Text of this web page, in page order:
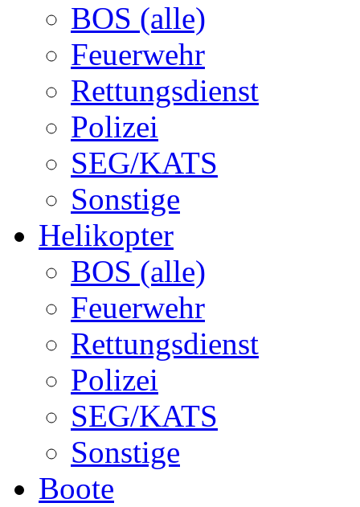
BOS (alle)
Feuerwehr
Rettungsdienst
Polizei
SEG/KATS
Sonstige
Helikopter
BOS (alle)
Feuerwehr
Rettungsdienst
Polizei
SEG/KATS
Sonstige
Boote